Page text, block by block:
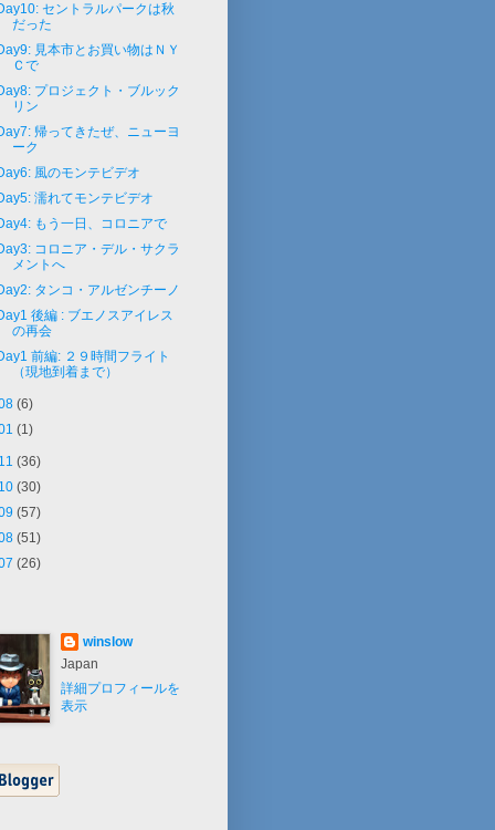
セントラルパークは秋
だった
見本市とお買い物はＮＹ
Ｃで
プロジェクト・ブルック
リン
帰ってきたぜ、ニューヨ
ーク
風のモンテビデオ
濡れてモンテビデオ
もう一日、コロニアで
コロニア・デル・サクラ
メントへ
タンコ・アルゼンチーノ
後編 : ブエノスアイレス
の再会
前編: ２９時間フライト
（現地到着まで）
(6)
(1)
(36)
(30)
(57)
(51)
(26)
winslow
Japan
詳細プロフィールを
表示